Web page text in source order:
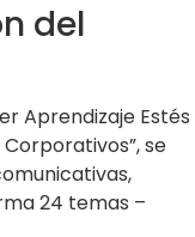
del
Aprendizaje Estés
Corporativos”, se
24 temas –